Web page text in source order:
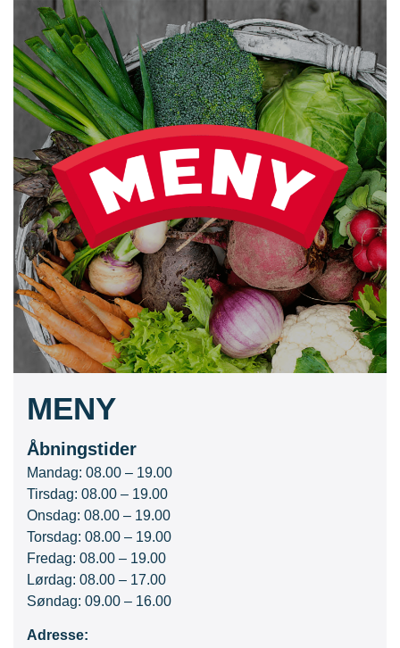
MENY
Åbningstider
Mandag: 08.00 – 19.00
Tirsdag: 08.00 – 19.00
Onsdag: 08.00 – 19.00
Torsdag: 08.00 – 19.00
Fredag: 08.00 – 19.00
Lørdag: 08.00 – 17.00
Søndag: 09.00 – 16.00
Adresse: